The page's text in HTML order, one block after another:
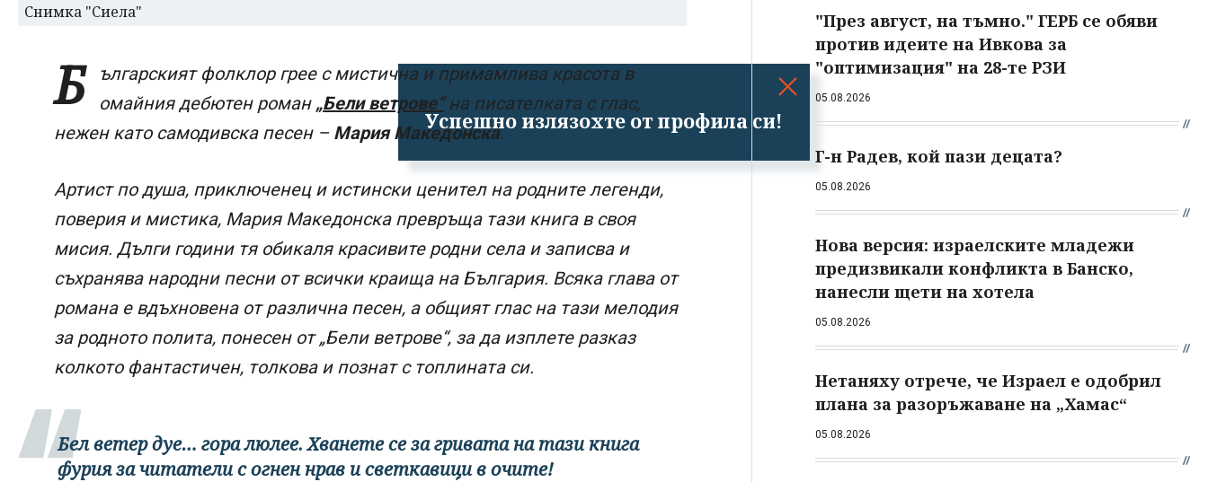
Успешно излязохте от профила си!
Снимка "Сиела"
Б
ългарският фолклор грее с мистична и примамлива красота в
омайния дебютен роман „Бели ветрове“на писателката с глас,
нежен като самодивска песен – Мария Македонска.
Артист по душа, приключенец и истински ценител на родните легенди,
поверия и мистика, Мария Македонска превръща тази книга в своя
мисия. Дълги години тя обикаля красивите родни села и записва и
съхранява народни песни от всички краища на България. Всяка глава от
романа е вдъхновена от различна песен, а общият глас на тази мелодия
за родното полита, понесен от „Бели ветрове“, за да изплете разказ
колкото фантастичен, толкова и познат с топлината си.
Бел ветер дуе… гора люлее. Хванете се за гривата на тази книга
фурия за читатели с огнен нрав и светкавици в очите!
"През август, на тъмно." ГЕРБ се обяви
против идеите на Ивкова за
"оптимизация" на 28-те РЗИ
05.08.2026
Г-н Радев, кой пази децата?
05.08.2026
Нова версия: израелските младежи
предизвикали конфликта в Банско,
нанесли щети на хотела
05.08.2026
Нетаняху отрече, че Израел е одобрил
плана за разоръжаване на „Хамас“
05.08.2026